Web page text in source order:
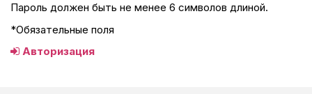
Пароль должен быть не менее 6 символов длиной.
*Обязательные поля
Авторизация